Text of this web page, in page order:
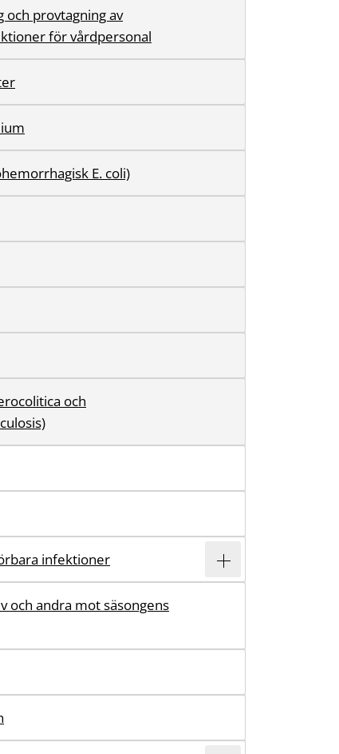
och provtagning av
för vårdpersonal
E. coli)
och
infektioner
och andra mot säsongens